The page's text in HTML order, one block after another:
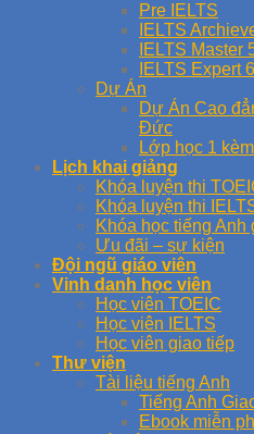
Pre IELTS
IELTS
IELTS Master
IELTS Expert
Dự Án
Dự Án Cao
Đức
Lớp học 1
Lịch khai giảng
Khóa luyện thi
Khóa luyện thi
Khóa học tiếng Anh
Ưu đãi – sự kiện
Đội ngũ giáo viên
Vinh danh học viên
Học viên TOEIC
Học viên IELTS
Học viên giao tiếp
Thư viện
Tài liệu tiếng Anh
Tiếng Anh
Ebook miễn